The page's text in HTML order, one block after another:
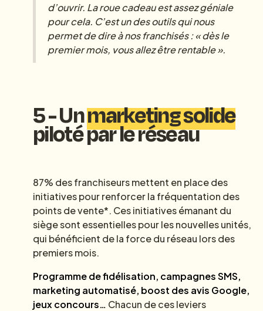
d’ouvrir. La roue cadeau est assez géniale
pour cela. C’est un des outils qui nous
permet de dire à nos franchisés : « dès le
premier mois, vous allez être rentable ».
5 - Unmarketing solide
piloté par le réseau
87% des franchiseurs mettent en place des
initiatives pour renforcer la fréquentation des
points de vente*. Ces initiatives émanant du
siège sont essentielles pour les nouvelles unités,
qui bénéficient de la force du réseau lors des
premiers mois.
Programme de fidélisation, campagnes SMS,
marketing automatisé, boost des avis Google,
jeux concours… Chacun de ces leviers